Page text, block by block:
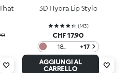
3D Hydra Lip Stylo
(143)
CHF 17.90
18
Haute
Couture
+17
AGGIUNGI AL
CARRELLO